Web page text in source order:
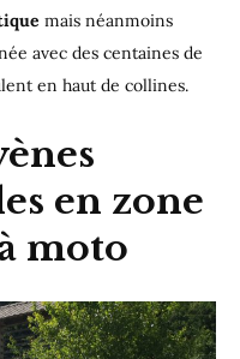
mais néanmoins
avec des centaines de
en haut de collines.
en zone
moto